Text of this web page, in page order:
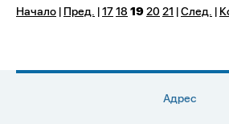
Начало|Пред. |1718192021 |След. |
Адрес